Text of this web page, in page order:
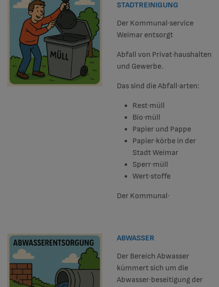
STADTREINIGUNG
Der Kommunal∙service
Weimar entsorgt
Abfall von Privat∙haushalten
und Gewerbe.
Das sind die Abfall∙arten:
Rest∙müll
Bio∙müll
Papier und Pappe
Papier∙körbe in der
Stadt Weimar
Sperr∙müll
Wert∙stoffe
Der Kommunal∙
ABWASSER
Der Bereich Abwasser
kümmert sich um die
Abwasser∙beseitigung der